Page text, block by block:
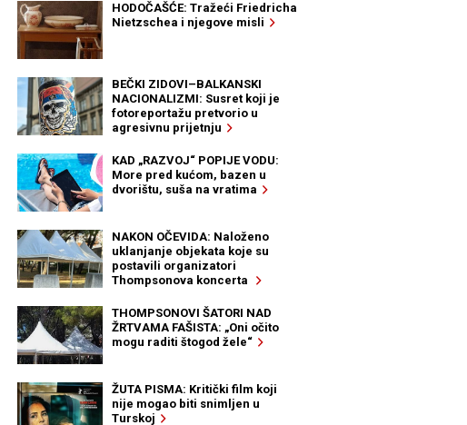
HODOČAŠĆE: Tražeći Friedricha
Nietzschea i njegove misli
BEČKI ZIDOVI–BALKANSKI
NACIONALIZMI: Susret koji je
fotoreportažu pretvorio u
agresivnu prijetnju
KAD „RAZVOJ“ POPIJE VODU:
More pred kućom, bazen u
dvorištu, suša na vratima
NAKON OČEVIDA: Naloženo
uklanjanje objekata koje su
postavili organizatori
Thompsonova koncerta
THOMPSONOVI ŠATORI NAD
ŽRTVAMA FAŠISTA: „Oni očito
mogu raditi štogod žele“
ŽUTA PISMA: Kritički film koji
nije mogao biti snimljen u
Turskoj